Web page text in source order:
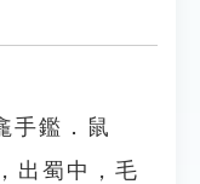
手鑑．鼠
出蜀中，毛